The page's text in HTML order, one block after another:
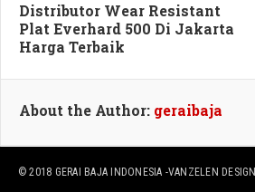
Distributor Wear Resistant
Plat Everhard 500 Di Jakarta
Harga Terbaik
About the Author: geraibaja
© 2018 GERAI BAJA INDONESIA -VANZELEN DESIGN